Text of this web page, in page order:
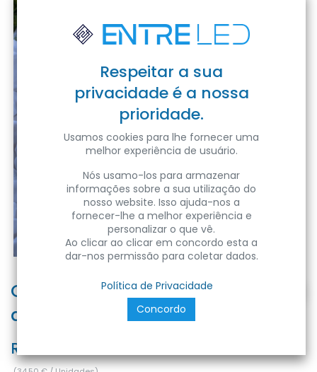
CALPESTABILE LED PAVI INCAS.
diam. 100mm IP67
Ref:
Respeitar a sua
privacidade é a nossa
prioridade.
Usamos cookies para lhe fornecer uma
melhor experiência de usuário.
Nós usamo-los para armazenar
informações sobre a sua utilização do
nosso website. Isso ajuda-nos a
fornecer-lhe a melhor experiência e
personalizar o que vê.
Ao clicar ao clicar em concordo esta a
dar-nos permissão para coletar dados.
Política de Privacidade
Concordo